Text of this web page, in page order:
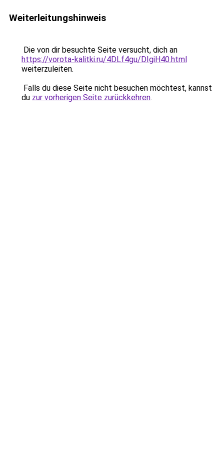
Weiterleitungshinweis
Die von dir besuchte Seite versucht, dich an
https://vorota-kalitki.ru/4DLf4gu/DIgiH40.html
weiterzuleiten.
Falls du diese Seite nicht besuchen möchtest, kannst
du zur vorherigen Seite zurückkehren.